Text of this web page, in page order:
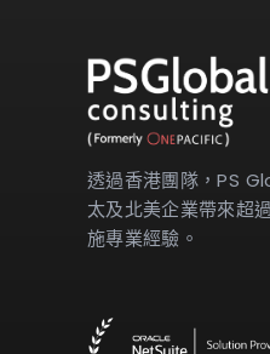
透過香港團隊，PS
太及北美企業帶來超
施專業經驗。